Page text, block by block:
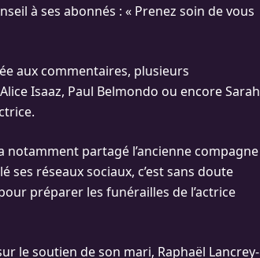
à ses abonnés : « Prenez soin de vous
aux commentaires, plusieurs
Isaaz, Paul Belmondo ou encore Sarah
notamment partagé l’ancienne compagne
ses réseaux sociaux, c’est sans doute
préparer les funérailles de l’actrice
le soutien de son mari, Raphaël Lancrey-